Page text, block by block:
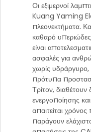
Οι εξιμερνοί
Kuang Yaming
πλεονεκτήματα.
καθαρό
είναι
ασφαλές για
χωρίς
πρότυπα
Τρίτον,
ενεργοποίησης
απαιτείται
παράγουν